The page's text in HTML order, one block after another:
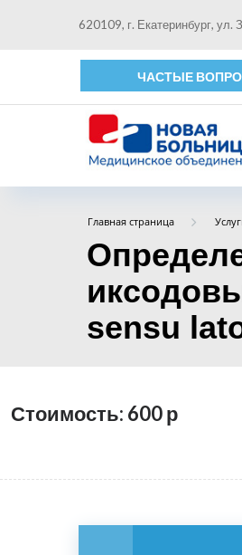
620109, г. Екатеринбург, ул.
ЧАСТЫЕ
Главная страница
sensu
Стоимость: 600р